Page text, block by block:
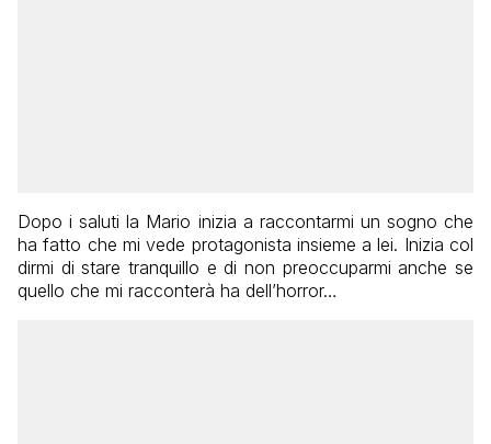
Dopo i saluti la Mario inizia a raccontarmi un sogno che
ha fatto che mi vede protagonista insieme a lei. Inizia col
dirmi di stare tranquillo e di non preoccuparmi anche se
quello che mi racconterà ha dell’horror…